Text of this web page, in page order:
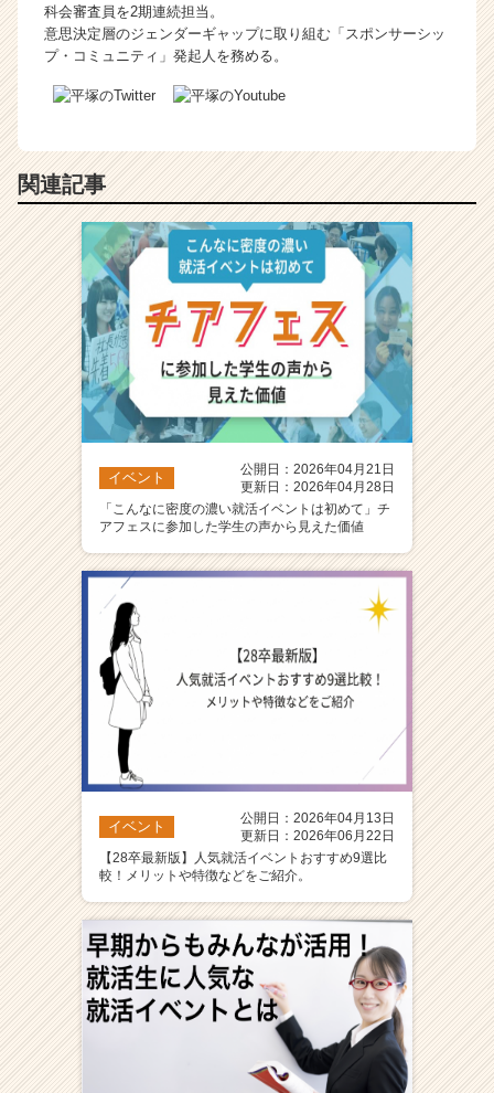
科会審査員を2期連続担当。
意思決定層のジェンダーギャップに取り組む「スポンサーシッ
プ・コミュニティ」発起人を務める。
関連記事
イベント
公開日：2026年04月21日
更新日：2026年04月28日
「こんなに密度の濃い就活イベントは初めて」チ
アフェスに参加した学生の声から見えた価値
イベント
公開日：2026年04月13日
更新日：2026年06月22日
【28卒最新版】人気就活イベントおすすめ9選比
較！メリットや特徴などをご紹介。